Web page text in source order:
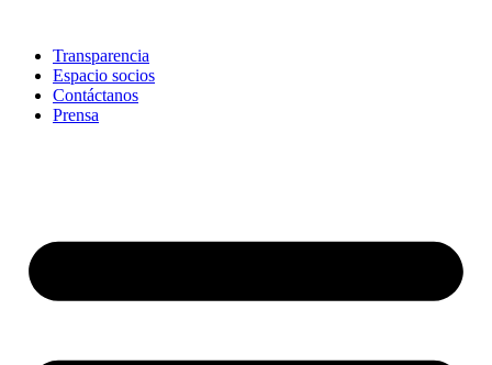
contentTransparencia
Espacio socios
Contáctanos
Prensa